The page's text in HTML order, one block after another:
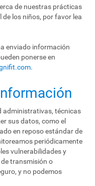
de nuestras prácticas
los niños, por favor lea
enviado información
ponerse en
.
administrativas, técnicas
sus datos, como el
en reposo estándar de
periódicamente
vulnerabilidades y
transmisión o
y no podemos